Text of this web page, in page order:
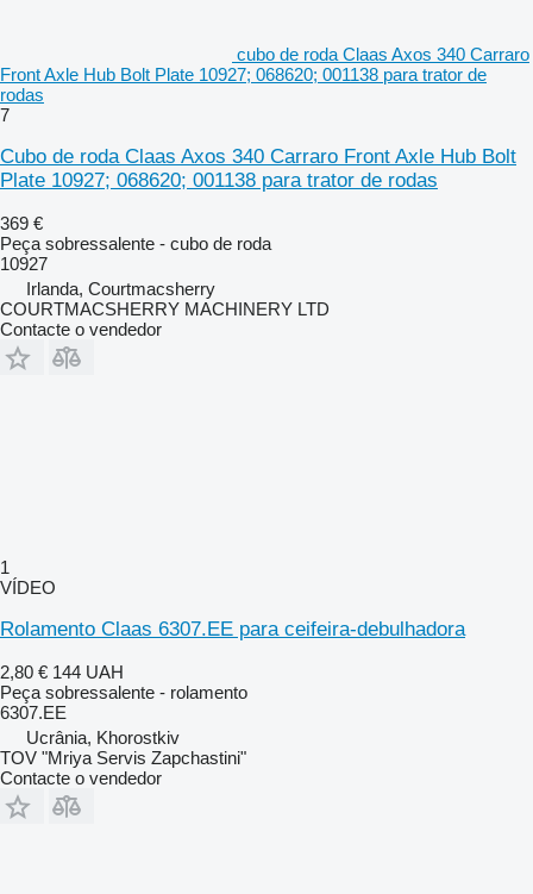
cubo de roda Claas Axos 340 Carraro
Front Axle Hub Bolt Plate 10927; 068620; 001138 para trator de
rodas
7
Cubo de roda Claas Axos 340 Carraro Front Axle Hub Bolt
Plate 10927; 068620; 001138 para trator de rodas
369 €
Peça sobressalente - cubo de roda
10927
Irlanda, Courtmacsherry
COURTMACSHERRY MACHINERY LTD
Contacte o vendedor
1
VÍDEO
Rolamento Claas 6307.EE para ceifeira-debulhadora
2,80 € 144 UAH
Peça sobressalente - rolamento
6307.ЕЕ
Ucrânia, Khorostkiv
TOV "Mriya Servis Zapchastini"
Contacte o vendedor